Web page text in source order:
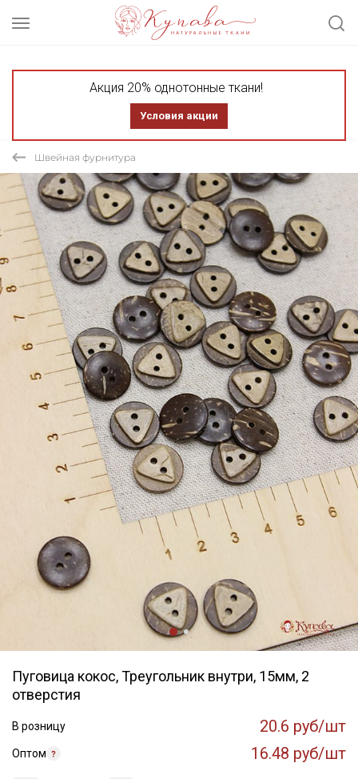
Акция 20% однотонные ткани!
Условия акции
Швейная фурнитура
Пуговица кокос, Треугольник внутри, 15мм, 2
отверстия
В розницу 20.6 руб/шт
Оптом 16.48 руб/шт